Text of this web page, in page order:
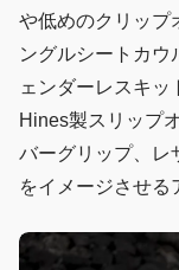
や低めのクリップ
ングルシートカウ
ェンダーレスキッ
Hines製スリップ
バーグリップ、レ
をイメージさせる